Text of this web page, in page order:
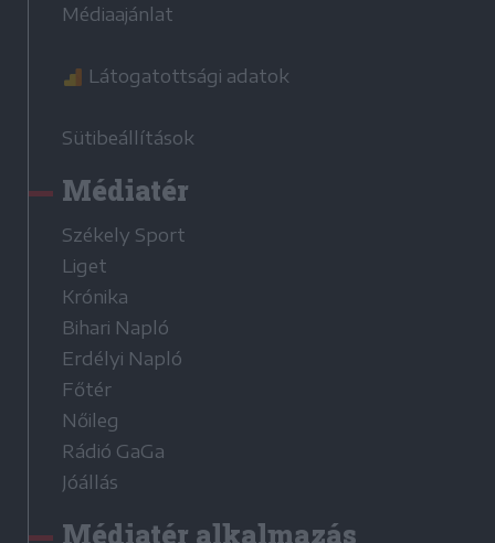
Médiaajánlat
Látogatottsági adatok
Sütibeállítások
Médiatér
Székely Sport
Liget
Krónika
Bihari Napló
Erdélyi Napló
Főtér
Nőileg
Rádió GaGa
Jóállás
Médiatér alkalmazás